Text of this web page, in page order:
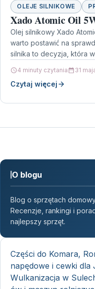
OLEJE SILNIKOWE
Xado Atomic Oil
Olej silnikowy Xado
warto postawić na
silnika to decyzja, która
4 minuty czytania 31
Czytaj więcej
O blogu
Blog o sprzętach
Recenzje, rankingi i
najlepszy sprzęt.
Części do Komara,
napędowe i cewki dla
Wulkanizacja w